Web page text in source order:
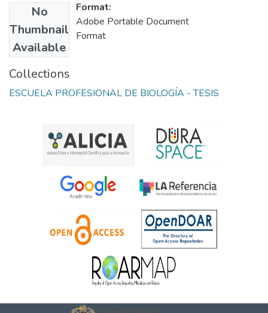
No
Thumbnail
Available
Format:
Adobe Portable Document
Format
Collections
ESCUELA PROFESIONAL DE BIOLOGÍA - TESIS